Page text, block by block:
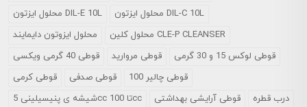
محلول ایزتون DIL-E 10L
محلول ایزتون DIL-C 10L
محلول ایزوتون دایمایند
محلول کلین CLE-P CLEANSER
قوطی 40 گرمی ویکسی
قوطی مروارید
قوطی لوکس 15 و 30 گرمی
قوطی کرمی
قوطی صدفی
قوطی چالیر 100
شیشه ی پنیسیلینی 5cc تا 100cc
قوطی آرایشی بهداشتی
درب قطره